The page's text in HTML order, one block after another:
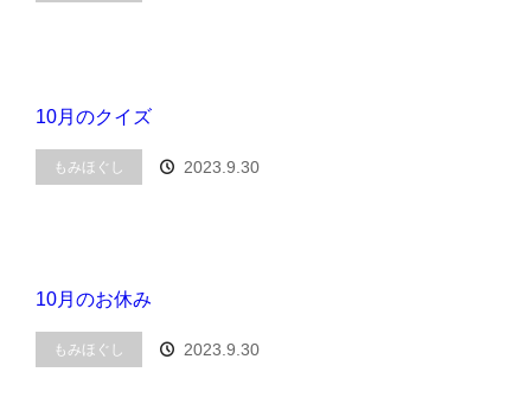
10月のクイズ
もみほぐし 2023.9.30
10月のお休み
もみほぐし 2023.9.30